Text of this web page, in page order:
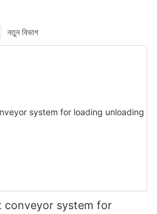
নতুন বিভাগ
conveyor system for